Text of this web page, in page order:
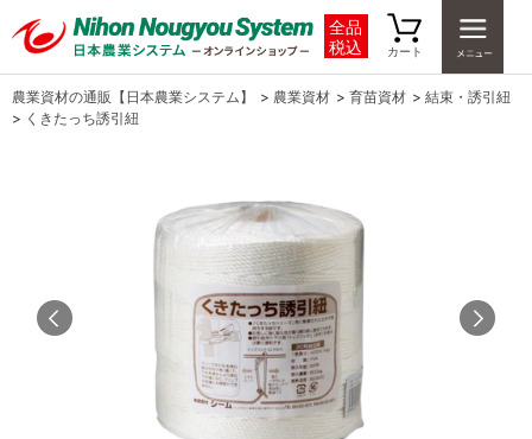
全品
税込
カート
農業資材の通販【日本農業システム】 > 農業資材 > 育苗資材 > 結束・誘引紐
> くきたっち誘引紐